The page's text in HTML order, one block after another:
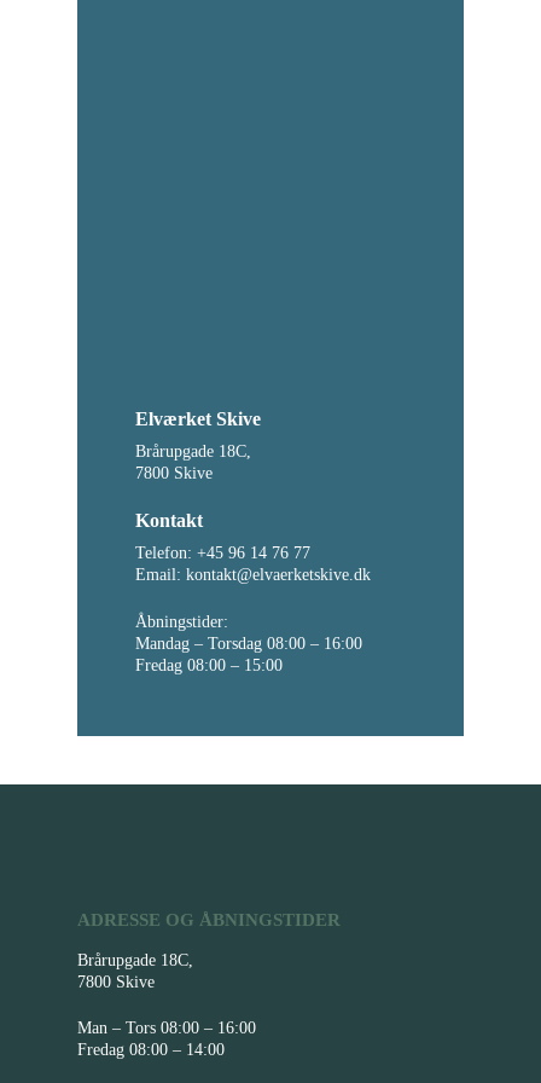
Elværket Skive
Brårupgade 18C,
7800 Skive
Kontakt
Telefon: +45 96 14 76 77
Email: kontakt@elvaerketskive.dk
Åbningstider:
Mandag – Torsdag 08:00 – 16:00
Fredag 08:00 – 15:00
ADRESSE OG ÅBNINGSTIDER
Brårupgade 18C,
7800 Skive
Man – Tors 08:00 – 16:00
Fredag 08:00 – 14:00